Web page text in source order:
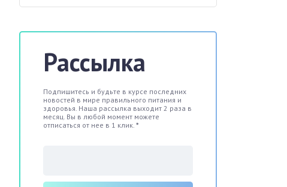
Рассылка
Подпишитесь и будьте в курсе последних
новостей в мире правильного питания и
здоровья. Наша рассылка выходит 2 раза в
месяц. Вы в любой момент можете
отписаться от нее в 1 клик. *